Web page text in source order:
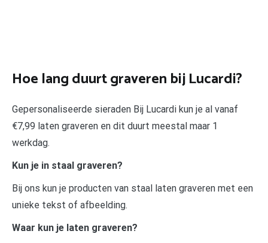
Hoe lang duurt graveren bij Lucardi?
Gepersonaliseerde sieraden Bij Lucardi kun je al vanaf
€7,99 laten graveren en dit duurt meestal maar 1
werkdag.
Kun je in staal graveren?
Bij ons kun je producten van staal laten graveren met een
unieke tekst of afbeelding.
Waar kun je laten graveren?